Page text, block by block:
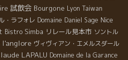
試飲会 Bourgone Lyon Taiwan
・ラフォレ Domaine Daniel Sage Nice
Bistro Simba リレール見本市 ソントル
l'anglore ヴィヴィアン・エメルスダール
LAPALU Domaine de la Garance